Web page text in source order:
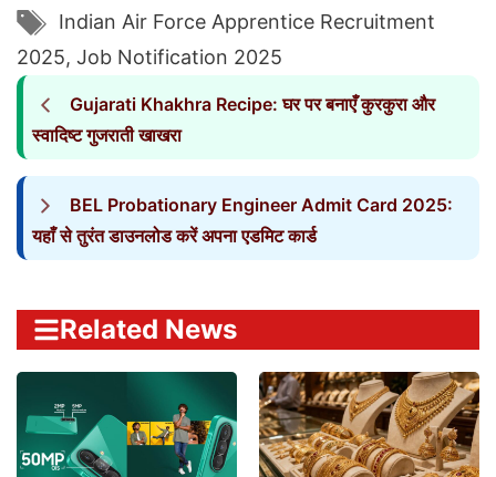
Tags
Indian Air Force Apprentice Recruitment
2025, Job Notification 2025
Gujarati Khakhra Recipe: घर पर बनाएँ कुरकुरा और
स्वादिष्ट गुजराती खाखरा
BEL Probationary Engineer Admit Card 2025:
यहाँ से तुरंत डाउनलोड करें अपना एडमिट कार्ड
Related News